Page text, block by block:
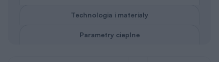
Technologia i materiały
Parametry cieplne